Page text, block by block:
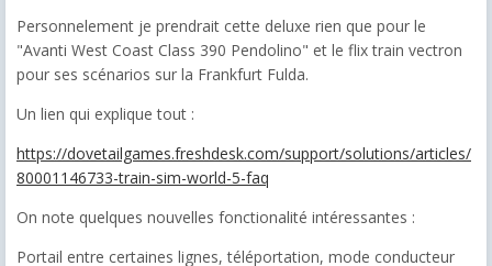
Personnelement je prendrait cette deluxe rien que pour le
"Avanti West Coast Class 390 Pendolino" et le flix train vectron
pour ses scénarios sur la Frankfurt Fulda.
Un lien qui explique tout :
https://dovetailgames.freshdesk.com/support/solutions/articles/
80001146733-train-sim-world-5-faq
On note quelques nouvelles fonctionalité intéressantes :
Portail entre certaines lignes, téléportation, mode conducteur